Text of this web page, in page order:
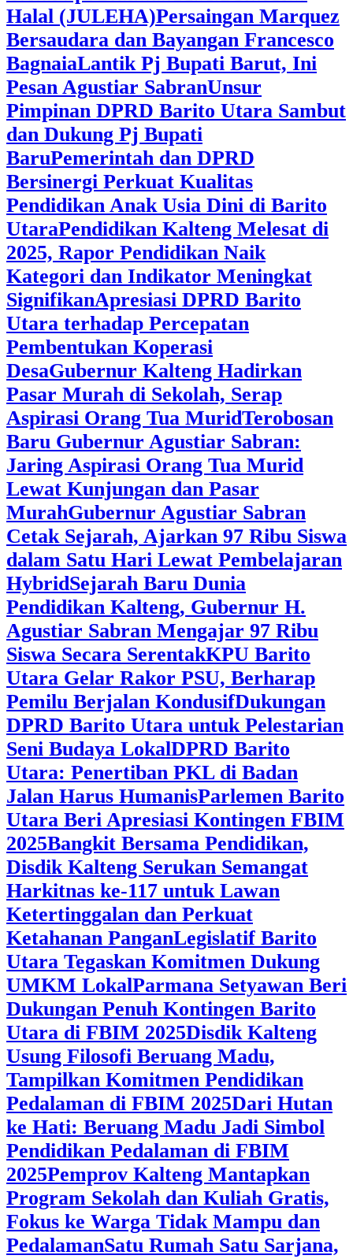
Halal (JULEHA)Persaingan Marquez
Bersaudara dan Bayangan Francesco
BagnaiaLantik Pj Bupati Barut, Ini
Pesan Agustiar SabranUnsur
Pimpinan DPRD Barito Utara Sambut
dan Dukung Pj Bupati
BaruPemerintah dan DPRD
Bersinergi Perkuat Kualitas
Pendidikan Anak Usia Dini di Barito
Utara‎Pendidikan Kalteng Melesat di
2025, Rapor Pendidikan Naik
Kategori dan Indikator Meningkat
SignifikanApresiasi DPRD Barito
Utara terhadap Percepatan
Pembentukan Koperasi
Desa‎Gubernur Kalteng Hadirkan
Pasar Murah di Sekolah, Serap
Aspirasi Orang Tua Murid‎Terobosan
Baru Gubernur Agustiar Sabran:
Jaring Aspirasi Orang Tua Murid
Lewat Kunjungan dan Pasar
MurahGubernur Agustiar Sabran
Cetak Sejarah, Ajarkan 97 Ribu Siswa
dalam Satu Hari Lewat Pembelajaran
HybridSejarah Baru Dunia
Pendidikan Kalteng, Gubernur H.
Agustiar Sabran Mengajar 97 Ribu
Siswa Secara SerentakKPU Barito
Utara Gelar Rakor PSU, Berharap
Pemilu Berjalan KondusifDukungan
DPRD Barito Utara untuk Pelestarian
Seni Budaya LokalDPRD Barito
Utara: Penertiban PKL di Badan
Jalan Harus HumanisParlemen Barito
Utara Beri Apresiasi Kontingen FBIM
2025‎Bangkit Bersama Pendidikan,
Disdik Kalteng Serukan Semangat
Harkitnas ke-117 untuk Lawan
Ketertinggalan dan Perkuat
Ketahanan PanganLegislatif Barito
Utara Tegaskan Komitmen Dukung
UMKM LokalParmana Setyawan Beri
Dukungan Penuh Kontingen Barito
Utara di FBIM 2025Disdik Kalteng
Usung Filosofi Beruang Madu,
Tampilkan Komitmen Pendidikan
Pedalaman di FBIM 2025‎Dari Hutan
ke Hati: Beruang Madu Jadi Simbol
Pendidikan Pedalaman di FBIM
2025‎Pemprov Kalteng Mantapkan
Program Sekolah dan Kuliah Gratis,
Fokus ke Warga Tidak Mampu dan
Pedalaman‎Satu Rumah Satu Sarjana,